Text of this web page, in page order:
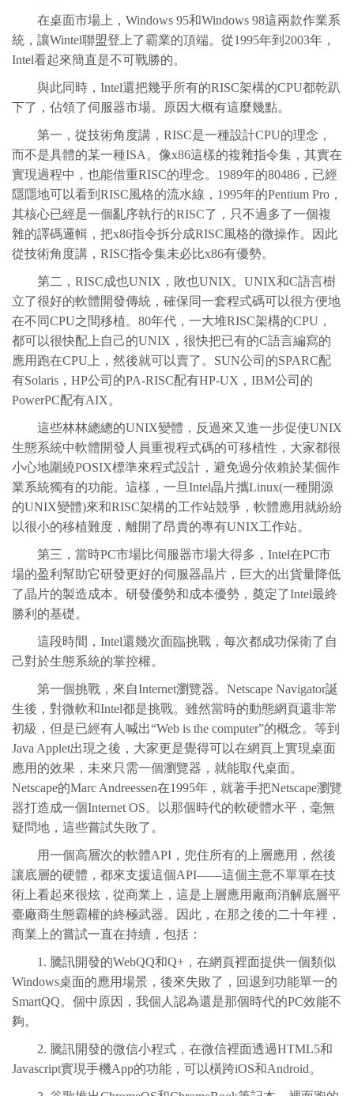
在桌面市場上，Windows 95和Windows 98這兩款作業系
統，讓Wintel聯盟登上了霸業的頂端。從1995年到2003年，
Intel看起來簡直是不可戰勝的。
與此同時，Intel還把幾乎所有的RISC架構的CPU都乾趴
下了，佔領了伺服器市場。原因大概有這麼幾點。
第一，從技術角度講，RISC是一種設計CPU的理念，
而不是具體的某一種ISA。像x86這樣的複雜指令集，其實在
實現過程中，也能借重RISC的理念。1989年的80486，已經
隱隱地可以看到RISC風格的流水線，1995年的Pentium Pro，
其核心已經是一個亂序執行的RISC了，只不過多了一個複
雜的譯碼邏輯，把x86指令拆分成RISC風格的微操作。因此
從技術角度講，RISC指令集未必比x86有優勢。
第二，RISC成也UNIX，敗也UNIX。UNIX和C語言樹
立了很好的軟體開發傳統，確保同一套程式碼可以很方便地
在不同CPU之間移植。80年代，一大堆RISC架構的CPU，
都可以很快配上自己的UNIX，很快把已有的C語言編寫的
應用跑在CPU上，然後就可以賣了。SUN公司的SPARC配
有Solaris，HP公司的PA-RISC配有HP-UX，IBM公司的
PowerPC配有AIX。
這些林林總總的UNIX變體，反過來又進一步促使UNIX
生態系統中軟體開發人員重視程式碼的可移植性，大家都很
小心地圍繞POSIX標準來程式設計，避免過分依賴於某個作
業系統獨有的功能。這樣，一旦Intel晶片攜Linux(一種開源
的UNIX變體)來和RISC架構的工作站競爭，軟體應用就紛紛
以很小的移植難度，離開了昂貴的專有UNIX工作站。
第三，當時PC市場比伺服器市場大得多，Intel在PC市
場的盈利幫助它研發更好的伺服器晶片，巨大的出貨量降低
了晶片的製造成本。研發優勢和成本優勢，奠定了Intel最終
勝利的基礎。
這段時間，Intel還幾次面臨挑戰，每次都成功保衛了自
己對於生態系統的掌控權。
第一個挑戰，來自Internet瀏覽器。Netscape Navigator誕
生後，對微軟和Intel都是挑戰。雖然當時的動態網頁還非常
初級，但是已經有人喊出“Web is the computer”的概念。等到
Java Applet出現之後，大家更是覺得可以在網頁上實現桌面
應用的效果，未來只需一個瀏覽器，就能取代桌面。
Netscape的Marc Andreessen在1995年，就著手把Netscape瀏覽
器打造成一個Internet OS。以那個時代的軟硬體水平，毫無
疑問地，這些嘗試失敗了。
用一個高層次的軟體API，兜住所有的上層應用，然後
讓底層的硬體，都來支援這個API——這個主意不單單在技
術上看起來很炫，從商業上，這是上層應用廠商消解底層平
臺廠商生態霸權的終極武器。因此，在那之後的二十年裡，
商業上的嘗試一直在持續，包括：
1. 騰訊開發的WebQQ和Q+，在網頁裡面提供一個類似
Windows桌面的應用場景，後來失敗了，回退到功能單一的
SmartQQ。個中原因，我個人認為還是那個時代的PC效能不
夠。
2. 騰訊開發的微信小程式，在微信裡面透過HTML5和
Javascript實現手機App的功能，可以橫跨iOS和Android。